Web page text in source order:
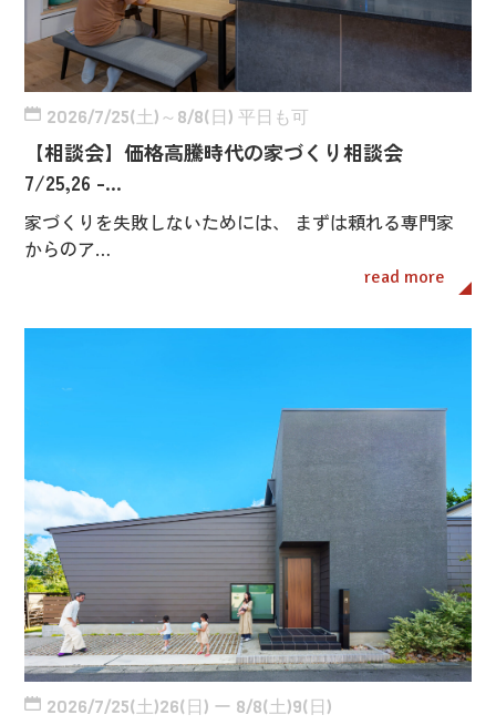
2026/7/25(土)～8/8(日) 平日も可
【相談会】価格高騰時代の家づくり相談会
7/25,26 -…
家づくりを失敗しないためには、 まずは頼れる専門家
からのア…
read more
2026/7/25(土)26(日) ー 8/8(土)9(日)